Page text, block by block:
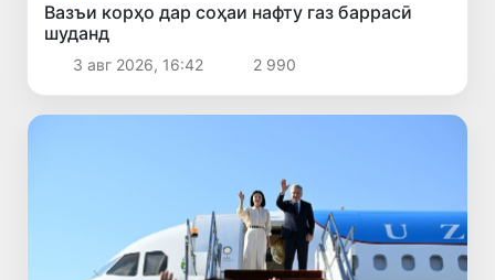
Вазъи корҳо дар соҳаи нафту газ баррасӣ
шуданд
3 авг 2026, 16:42 2 990